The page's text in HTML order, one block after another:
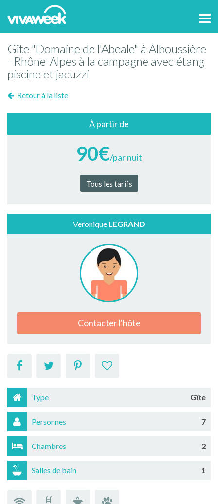
Gîte "Domaine de l'Abeale" à Alboussière
- Rhône-Alpes à la campagne avec étang
piscine et jacuzzi
Retour à la liste
À partir de
90€/par nuit
Tous les tarifs
Veronique LEGRAND
Contacter l'hôte
Type Gîte
Personnes 7
Chambres 2
Salles de bain 1